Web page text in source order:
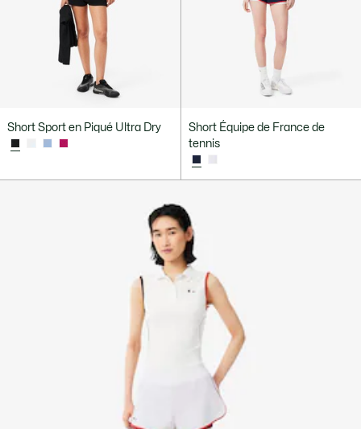
Short Sport en Piqué Ultra Dry
Short Équipe de France de
tennis